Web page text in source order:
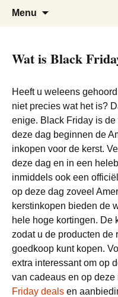
Black Friday
De beste
Menu
Wat is Black
Heeft u weleens
niet precies wat het is?
enige. Black Friday is
deze dag beginnen de
inkopen voor de kerst.
deze dag en in een
inmiddels ook een
op deze dag zoveel
kerstinkopen bieden de
hele hoge kortingen. De
zodat u de producten de
goedkoop kunt kopen.
extra interessant om op
van cadeaus en op
Friday deals en